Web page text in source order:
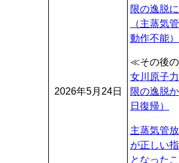
2026年5月24日
限の逸脱
（主蒸気
動作不能）
≪その後
女川原子
限の逸脱
日復帰）
主蒸気管
が正しい
となった